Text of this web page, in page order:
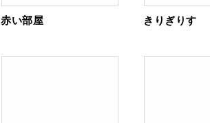
赤い部屋 きりぎりす